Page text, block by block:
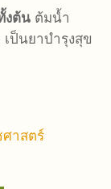
งต้น ต้มน้ำ
ป็นยาบำรุงสุข
าสตร์